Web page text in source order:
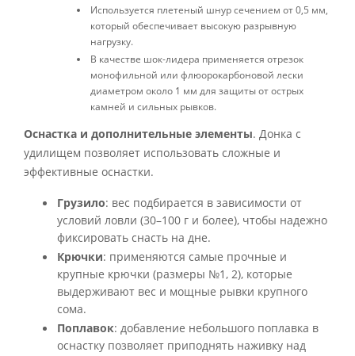
Используется плетеный шнур сечением от 0,5 мм,
который обеспечивает высокую разрывную
нагрузку.
В качестве шок-лидера применяется отрезок
монофильной или флюорокарбоновой лески
диаметром около 1 мм для защиты от острых
камней и сильных рывков.
Оснастка и дополнительные элементы. Донка с
удилищем позволяет использовать сложные и
эффективные оснастки.
Грузило: вес подбирается в зависимости от
условий ловли (30–100 г и более), чтобы надежно
фиксировать снасть на дне.
Крючки: применяются самые прочные и
крупные крючки (размеры №1, 2), которые
выдерживают вес и мощные рывки крупного
сома.
Поплавок: добавление небольшого поплавка в
оснастку позволяет приподнять наживку над